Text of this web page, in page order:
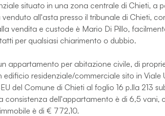
situato in una zona centrale di Chieti, a
all'asta presso il tribunale di Chieti,
vendita e custode è Mario Di Pillo,
per qualsiasi chiarimento o dubbio.
appartamento per abitazione civile, di
edificio residenziale/commerciale sito in
del Comune di Chieti al foglio 16 p.lla 213
consistenza dell'appartamento è di 6,5 vani,
è di € 772,10.